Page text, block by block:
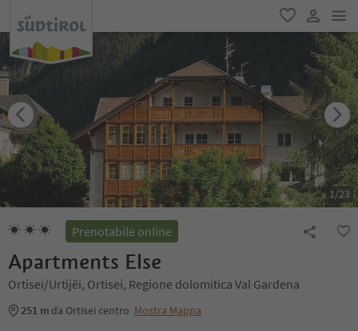
favoriti
user link
1/23
Prenotabile online
Apartments Else
Ortisei/Urtijëi, Ortisei, Regione dolomitica Val Gardena
251 m da Ortisei centro Mostra Mappa